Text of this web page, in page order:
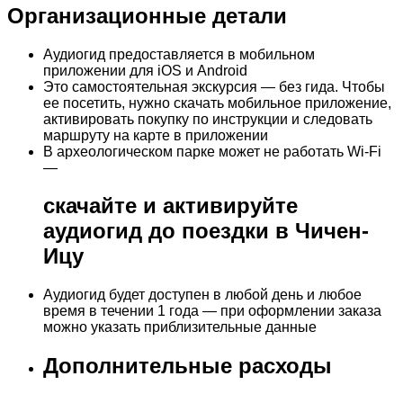
Организационные детали
Аудиогид предоставляется в мобильном
приложении для iOS и Android
Это самостоятельная экскурсия — без гида. Чтобы
ее посетить, нужно скачать мобильное приложение,
активировать покупку по инструкции и следовать
маршруту на карте в приложении
В археологическом парке может не работать Wi-Fi
—
скачайте и активируйте
аудиогид до поездки в Чичен-
Ицу
Аудиогид будет доступен в любой день и любое
время в течении 1 года — при оформлении заказа
можно указать приблизительные данные
Дополнительные расходы